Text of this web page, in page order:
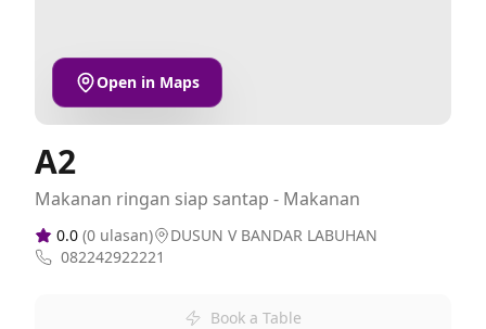
Open in Maps
A2
Makanan ringan siap santap - Makanan
0.0 (0 ulasan)
DUSUN V BANDAR LABUHAN
082242922221
Book a Table